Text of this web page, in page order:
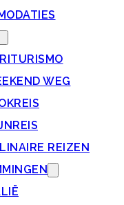
WEG
REIZEN